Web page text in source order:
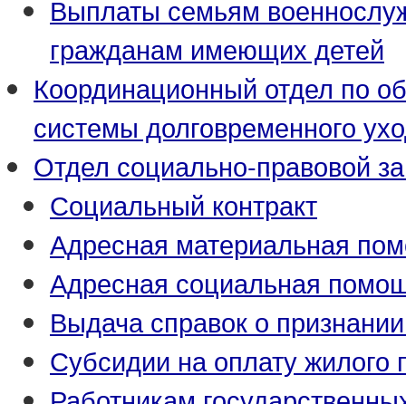
Выплаты семьям
гражданам имеющих детей
Координационный отдел по
системы долговременного
Отдел социально-правовой
Социальный контракт
Адресная материальная
Адресная социальная
Выдача справок о
Субсидии на оплату